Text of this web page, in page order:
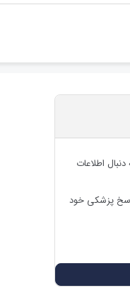
اطلاعات
پزشکی خود